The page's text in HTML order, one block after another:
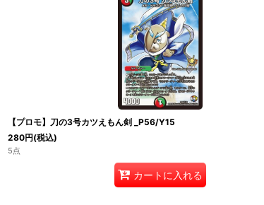
【プロモ】刀の3号カツえもん剣 _P56/Y15
280円(税込)
5点
カートに入れる